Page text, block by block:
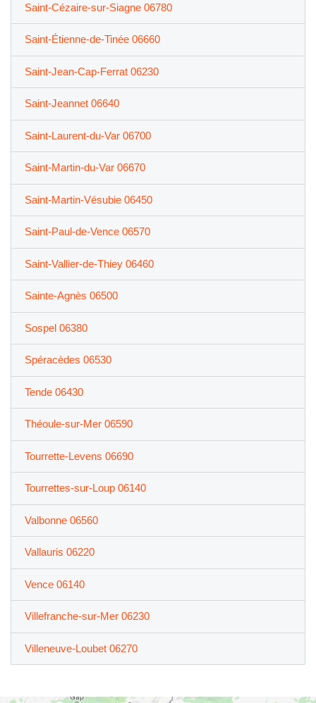
Saint-Cézaire-sur-Siagne 06780
Saint-Étienne-de-Tinée 06660
Saint-Jean-Cap-Ferrat 06230
Saint-Jeannet 06640
Saint-Laurent-du-Var 06700
Saint-Martin-du-Var 06670
Saint-Martin-Vésubie 06450
Saint-Paul-de-Vence 06570
Saint-Vallier-de-Thiey 06460
Sainte-Agnès 06500
Sospel 06380
Spéracèdes 06530
Tende 06430
Théoule-sur-Mer 06590
Tourrette-Levens 06690
Tourrettes-sur-Loup 06140
Valbonne 06560
Vallauris 06220
Vence 06140
Villefranche-sur-Mer 06230
Villeneuve-Loubet 06270